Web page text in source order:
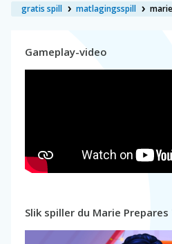
gratis spill matlagingsspill
Gameplay-video
Slik spiller du Marie